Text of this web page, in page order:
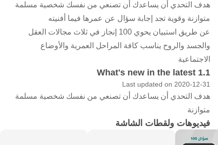
هدف التحدي أن يساعدك أن تصنعي من نفسك شخصية مسلمة
متوازنة وقوية تجد إجابة سؤال عن عمرها فيما أفنيته
عن طريق استبيان يحوي 100 إنجاز في ثلاث مجالات العقل
والجسد والروح يناسب كافة المراحل العمرية والأوضاع
الاجتماعية
What's new in the latest 1.1
Last updated on 2020-12-31
هدف التحدي أن يساعدك أن تصنعي من نفسك شخصية مسلمة
متوازنة
فيديوهات ولقطات الشاشة